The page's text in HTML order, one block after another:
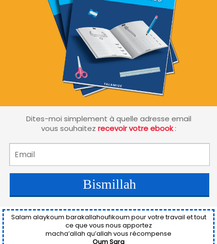
Dites-moi simplement à quelle adresse email
vous souhaitez recevoir votre ebook:
Bismillah
Salam alaykoum barakallahoufikoum pour votre travail et tout
ce que vous nous apportez
macha’allah qu’allah vous récompense
Oum Sara